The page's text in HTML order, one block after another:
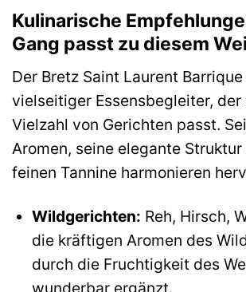
Kulinarische
Gang passt zu diesem
Der Bretz Saint Laurent
vielseitiger Essensbegleiter, der
Vielzahl von Gerichten passt.
Aromen, seine elegante
feinen Tannine harmonieren
Wildgerichten: Reh, Hirsch,
die kräftigen Aromen des
durch die Fruchtigkeit des